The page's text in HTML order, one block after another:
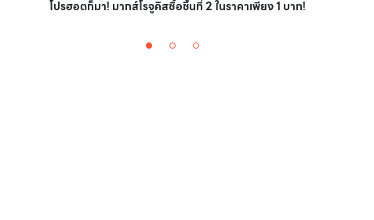
โปรฮอตก็มา! มากส์โรจูคิสซื้อชิ้นที่ 2 ในราคาเพียง 1 บาท!